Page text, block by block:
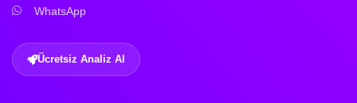
WhatsApp
Ücretsiz Analiz Al